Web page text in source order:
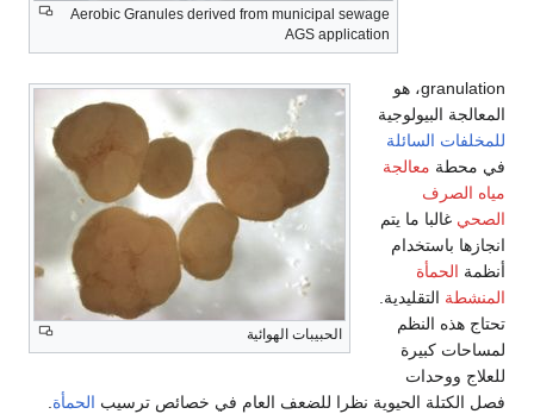
Aerobic Granules derived from municipal sewage
AGS application
الحبيبات الهوائية
granulation، هو
المعالجة البيولوجية
للمخلفات السائلة
في محطة معالجة
مياه الصرف
الصحي غالبا ما يتم
انجازها باستخدام
أنظمة الحمأة
المنشطة التقليدية.
تحتاج هذه النظم
لمساحات كبيرة
للعلاج ووحدات
فصل الكتلة الحيوية نظرا للضعف العام في خصائص ترسيب الحمأة.